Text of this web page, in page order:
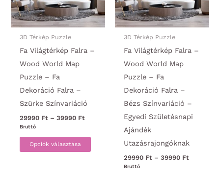
termékoldalon
választhatók
3D Térkép Puzzle
Fa Világtérkép Falra –
Wood World Map
Puzzle – Fa
Dekoráció Falra –
Szürke Színvariáció
29990 Ft – 39990 FtÁrtartomány:
Bruttó
Opciók választása
Ennek
a
terméknek
3D Térkép Puzzle
Fa Világtérkép Falra –
Wood World Map
Puzzle – Fa
Dekoráció Falra –
Bézs Színvariáció –
Egyedi Születésnapi
Ajándék
Utazásrajongóknak
29990 Ft – 39990 Ft
Bruttó